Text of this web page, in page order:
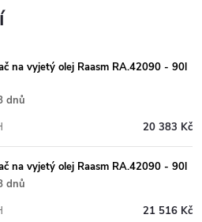
na vyjetý olej Raasm RA.42090 - 90l
dnů
20 383 Kč
na vyjetý olej Raasm RA.42090 - 90l
dnů
21 516 Kč